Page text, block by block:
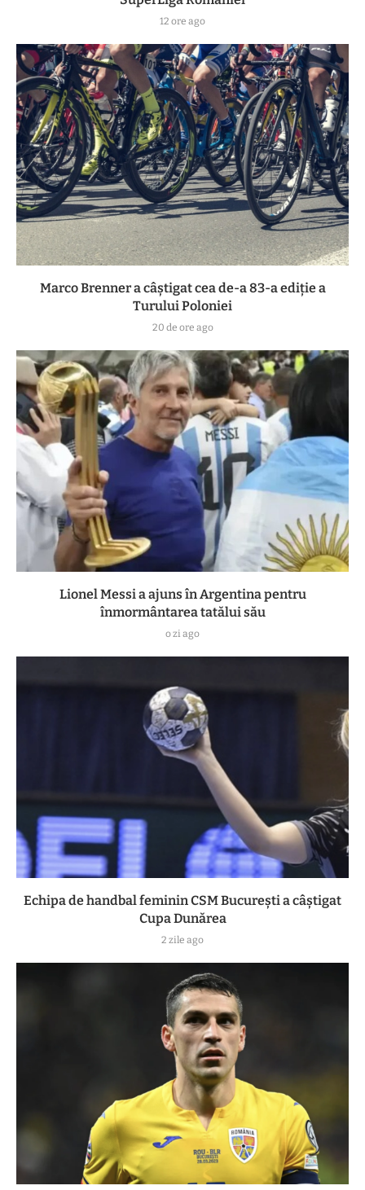
12 ore ago
Marco Brenner a câștigat cea de-a 83-a ediţie a
Turului Poloniei
20 de ore ago
Lionel Messi a ajuns în Argentina pentru
înmormântarea tatălui său
o zi ago
Echipa de handbal feminin CSM Bucureşti a câştigat
Cupa Dunărea
2 zile ago